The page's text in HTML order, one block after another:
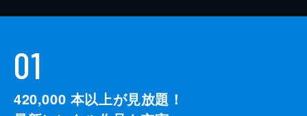
01
420,000 本以上が見放題！